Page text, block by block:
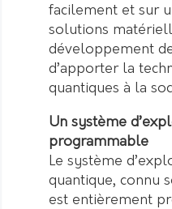
facilement et sur
solutions
développement
d’apporter la
quantiques à la
Un système
programmable
Le système
quantique, connu
est entièrement